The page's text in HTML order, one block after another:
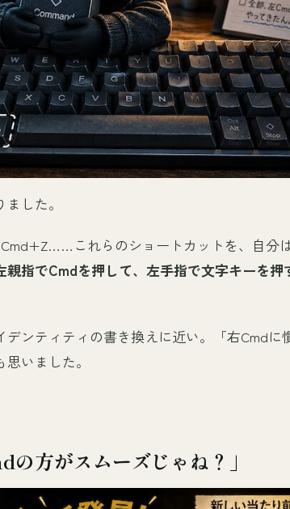
した。
これらのショートカットを、自分
親指でCmdを押して、左手指で文字キーを押
ンティティの書き換えに近い。「右Cmdに
いました。
方がスムーズじゃね？」